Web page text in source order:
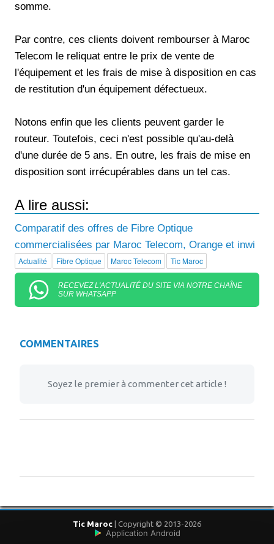
somme.
Par contre, ces clients doivent rembourser à Maroc
Telecom le reliquat entre le prix de vente de
l'équipement et les frais de mise à disposition en cas
de restitution d'un équipement défectueux.
Notons enfin que les clients peuvent garder le
routeur. Toutefois, ceci n'est possible qu'au-delà
d'une durée de 5 ans. En outre, les frais de mise en
disposition sont irrécupérables dans un tel cas.
A lire aussi:
Comparatif des offres de Fibre Optique
commercialisées par Maroc Telecom, Orange et inwi
Actualité Fibre Optique Maroc Telecom Tic Maroc
RECEVEZ L'ACTUALITÉ DU SITE VIA NOTRE CHAÎNE
SUR WHATSAPP
COMMENTAIRES
Soyez le premier à commenter cet article !
Tic Maroc | Copyright © 2013-2026
Application Android